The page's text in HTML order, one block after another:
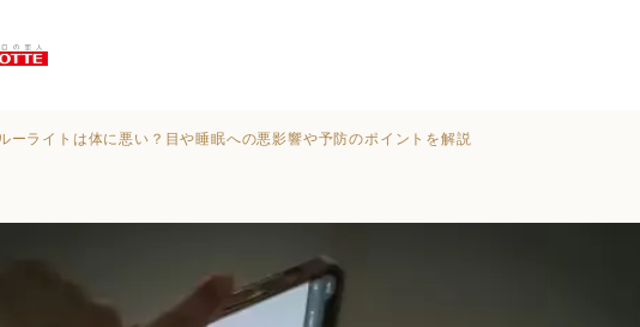
ーライトは体に悪い？目や睡眠への悪影響や予防のポイントを解説